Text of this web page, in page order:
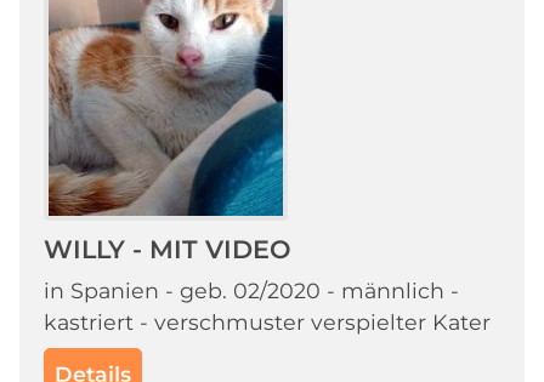
WILLY - MIT VIDEO
in Spanien - geb. 02/2020 - männlich -
kastriert - verschmuster verspielter Kater
Details